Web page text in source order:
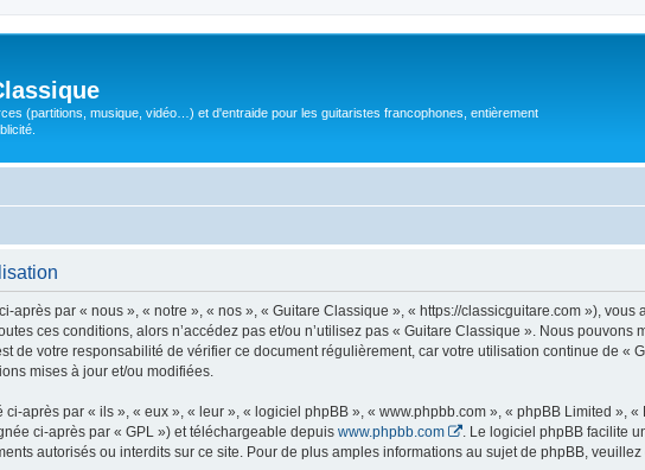
(partitions, musique, vidéo…) et d'entraide pour les guitaristes francophones, entièrement
après par « nous », « notre », « nos », « Guitare Classique », « https://classicguitare.com »),
ces conditions, alors n’accédez pas et/ou n’utilisez pas « Guitare Classique ». Nous
de votre responsabilité de vérifier ce document régulièrement, car votre utilisation continue de «
mises à jour et/ou modifiées.
après par « ils », « eux », « leur », « logiciel phpBB », « www.phpbb.com », « phpBB Limited »,
ci-après par « GPL ») et téléchargeable depuis www.phpbb.com
. Le logiciel phpBB facilite
autorisés ou interdits sur ce site. Pour de plus amples informations au sujet de phpBB, veuillez